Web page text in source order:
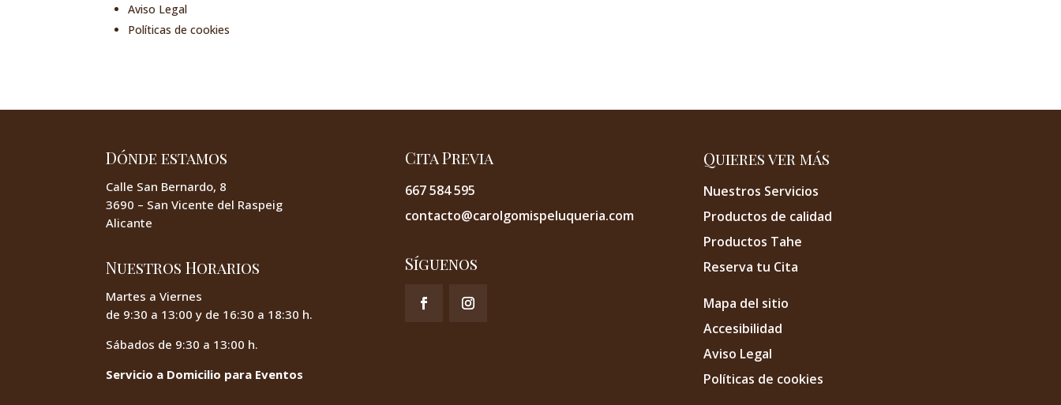
Aviso Legal
Políticas de cookies
Dónde estamos
Calle San Bernardo, 8
3690 – San Vicente del Raspeig
Alicante
Nuestros Horarios
Martes a Viernes
de 9:30 a 13:00 y de 16:30 a 18:30 h.
Sábados de 9:30 a 13:00 h.
Servicio a Domicilio para Eventos
Cita Previa
667 584 595
contacto@carolgomispeluqueria.com
Síguenos
Quieres ver más
Nuestros Servicios
Productos de calidad
Productos Tahe
Reserva tu Cita
Mapa del sitio
Accesibilidad
Aviso Legal
Políticas de cookies